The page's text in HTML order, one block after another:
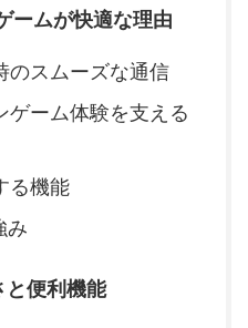
ームが快適な理由
のスムーズな通信
ゲーム体験を支える
る機能
み
と便利機能